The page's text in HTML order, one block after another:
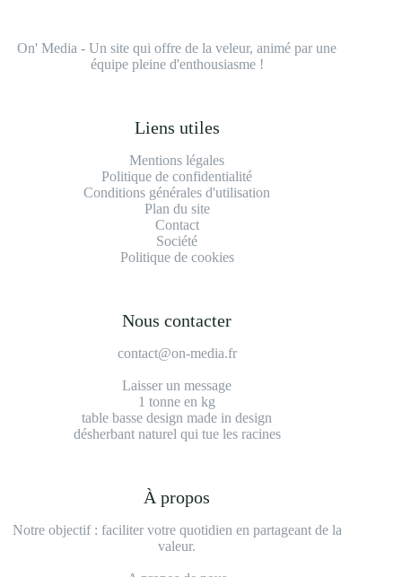
On' Media - Un site qui offre de la veleur, animé par une
équipe pleine d'enthousiasme !
Liens utiles
Mentions légales
Politique de confidentialité
Conditions générales d'utilisation
Plan du site
Contact
Société
Politique de cookies
Nous contacter
contact@on-media.fr
Laisser un message
1 tonne en kg
table basse design made in design
désherbant naturel qui tue les racines
À propos
Notre objectif : faciliter votre quotidien en partageant de la
valeur.